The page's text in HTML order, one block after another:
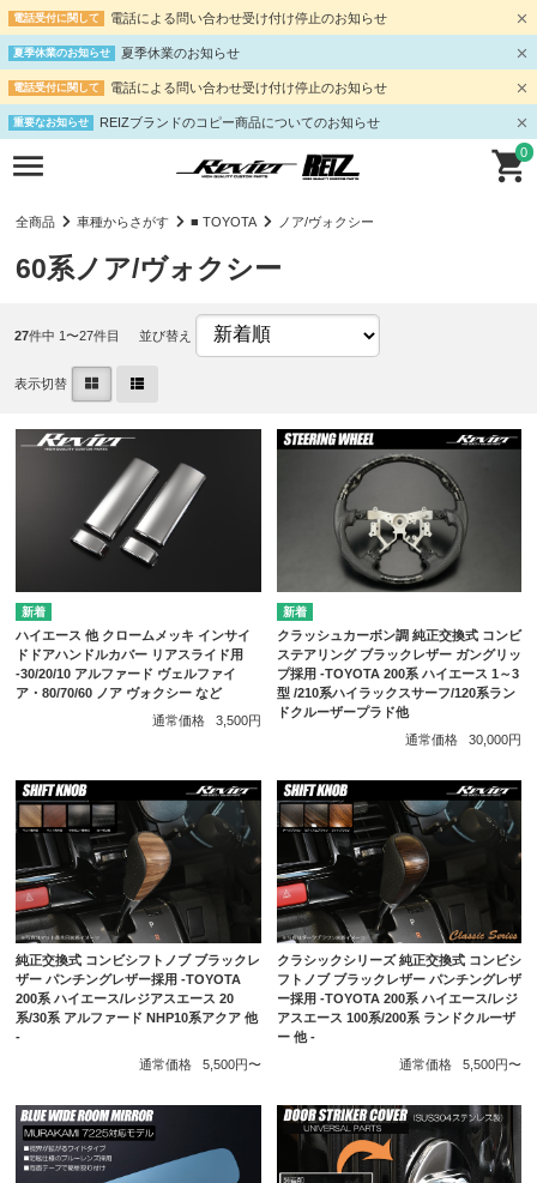
電話受付に関して 電話による問い合わせ受け付け停止のお知らせ
夏季休業のお知らせ 夏季休業のお知らせ
電話受付に関して 電話による問い合わせ受け付け停止のお知らせ
重要なお知らせ REIZブランドのコピー商品についてのお知らせ
0
全商品 車種からさがす ■ TOYOTA ノア/ヴォクシー
60系ノア/ヴォクシー
27件中 1〜27件目 並び替え
表示切替
ハイエース 他 クロームメッキ インサイ
ドドアハンドルカバー リアスライド用
-30/20/10 アルファード ヴェルファイ
ア・80/70/60 ノア ヴォクシー など
通常価格
3,500円
クラッシュカーボン調 純正交換式 コンビ
ステアリング ブラックレザー ガングリッ
プ採用 -TOYOTA 200系 ハイエース 1～3
型 /210系ハイラックスサーフ/120系ラン
ドクルーザープラド他
通常価格
30,000円
純正交換式 コンビシフトノブ ブラックレ
ザー パンチングレザー採用 -TOYOTA
200系 ハイエース/レジアスエース 20
系/30系 アルファード NHP10系アクア 他
-
通常価格
5,500円〜
クラシックシリーズ 純正交換式 コンビシ
フトノブ ブラックレザー パンチングレザ
ー採用 -TOYOTA 200系 ハイエース/レジ
アスエース 100系/200系 ランドクルーザ
ー 他 -
通常価格
5,500円〜